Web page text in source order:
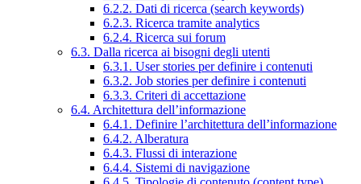
6.2.2. Dati di ricerca (search keywords)
6.2.3. Ricerca tramite analytics
6.2.4. Ricerca sui forum
6.3. Dalla ricerca ai bisogni degli utenti
6.3.1. User stories per definire i contenuti
6.3.2. Job stories per definire i contenuti
6.3.3. Criteri di accettazione
6.4. Architettura dell’informazione
6.4.1. Definire l’architettura dell’informazione
6.4.2. Alberatura
6.4.3. Flussi di interazione
6.4.4. Sistemi di navigazione